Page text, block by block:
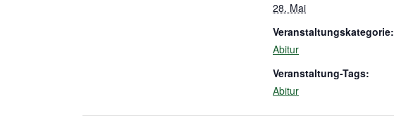
28. Mai
Veranstaltungskategorie:
Abitur
Veranstaltung-Tags:
Abitur